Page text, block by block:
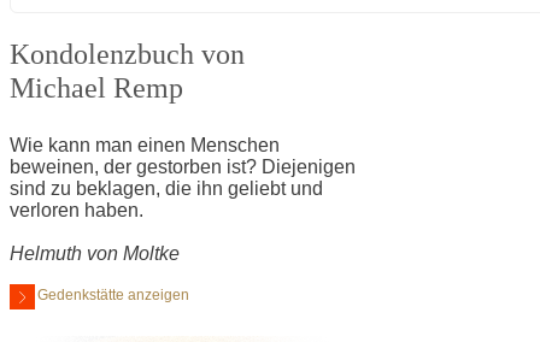
Kondolenzbuch von
Michael Remp
Wie kann man einen Menschen
beweinen, der gestorben ist? Diejenigen
sind zu beklagen, die ihn geliebt und
verloren haben.
Helmuth von Moltke
Gedenkstätte anzeigen